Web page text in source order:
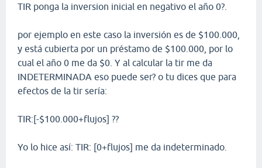
TIR ponga la inversion inicial en negativo el año 0?.
por ejemplo en este caso la inversión es de $100.000,
y está cubierta por un préstamo de $100.000, por lo
cual el año 0 me da $0. Y al calcular la tir me da
INDETERMINADA eso puede ser? o tu dices que para
efectos de la tir sería:
TIR:[-$100.000+flujos] ??
Yo lo hice así: TIR: [0+flujos] me da indeterminado.